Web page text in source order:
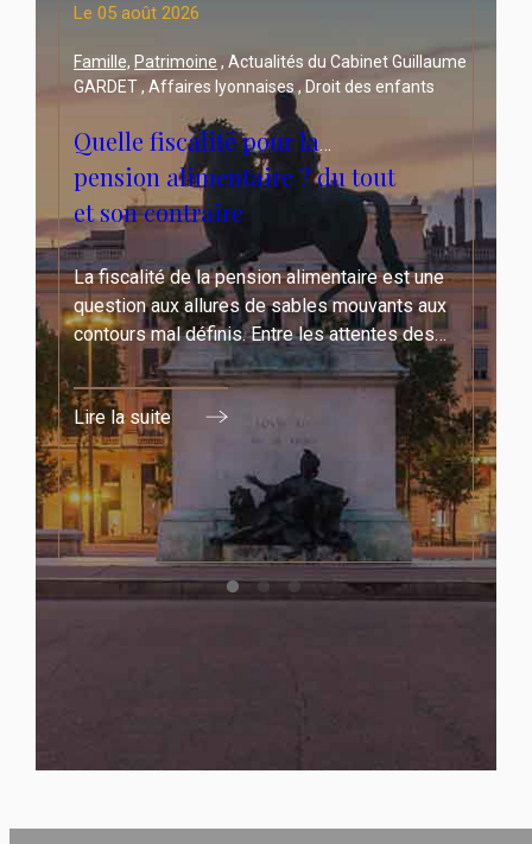
Le05 août 2026
Famille, Patrimoine , Actualités du Cabinet Guillaume
GARDET , Affaires lyonnaises , Droit des enfants
Quelle fiscalité pour la
pension alimentaire ? du tout
et son contraire
La fiscalité de la pension alimentaire est une
question aux allures de sables mouvants aux
contours mal définis. Entre les attentes des
familles, les enjeux politiques, l'instabilité
législative et les crise de gouvernement
difficile de s'y retrouver.
Lire la suite